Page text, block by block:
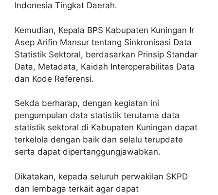
Indonesia Tingkat Daerah.
Kemudian, Kepala BPS Kabupaten Kuningan Ir
Asep Arifin Mansur tentang Sinkronisasi Data
Statistik Sektoral, berdasarkan Prinsip Standar
Data, Metadata, Kaidah Interoperabilitas Data
dan Kode Referensi.
Sekda berharap, dengan kegiatan ini
pengumpulan data statistik terutama data
statistik sektoral di Kabupaten Kuningan dapat
terkelola dengan baik dan selalu terupdate
serta dapat dipertanggungjawabkan.
Dikatakan, kepada seluruh perwakilan SKPD
dan lembaga terkait agar dapat